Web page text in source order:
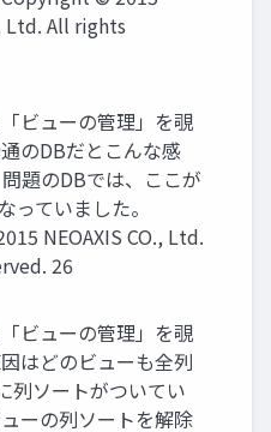
Ltd. All rights
ビューの管理」を覗
のDBだとこんな感
題のDBでは、ここが
っていました。
NEOAXIS CO., Ltd.
26
ビューの管理」を覗
はどのビューも全列
列ソートがついてい
ーの列ソートを解除